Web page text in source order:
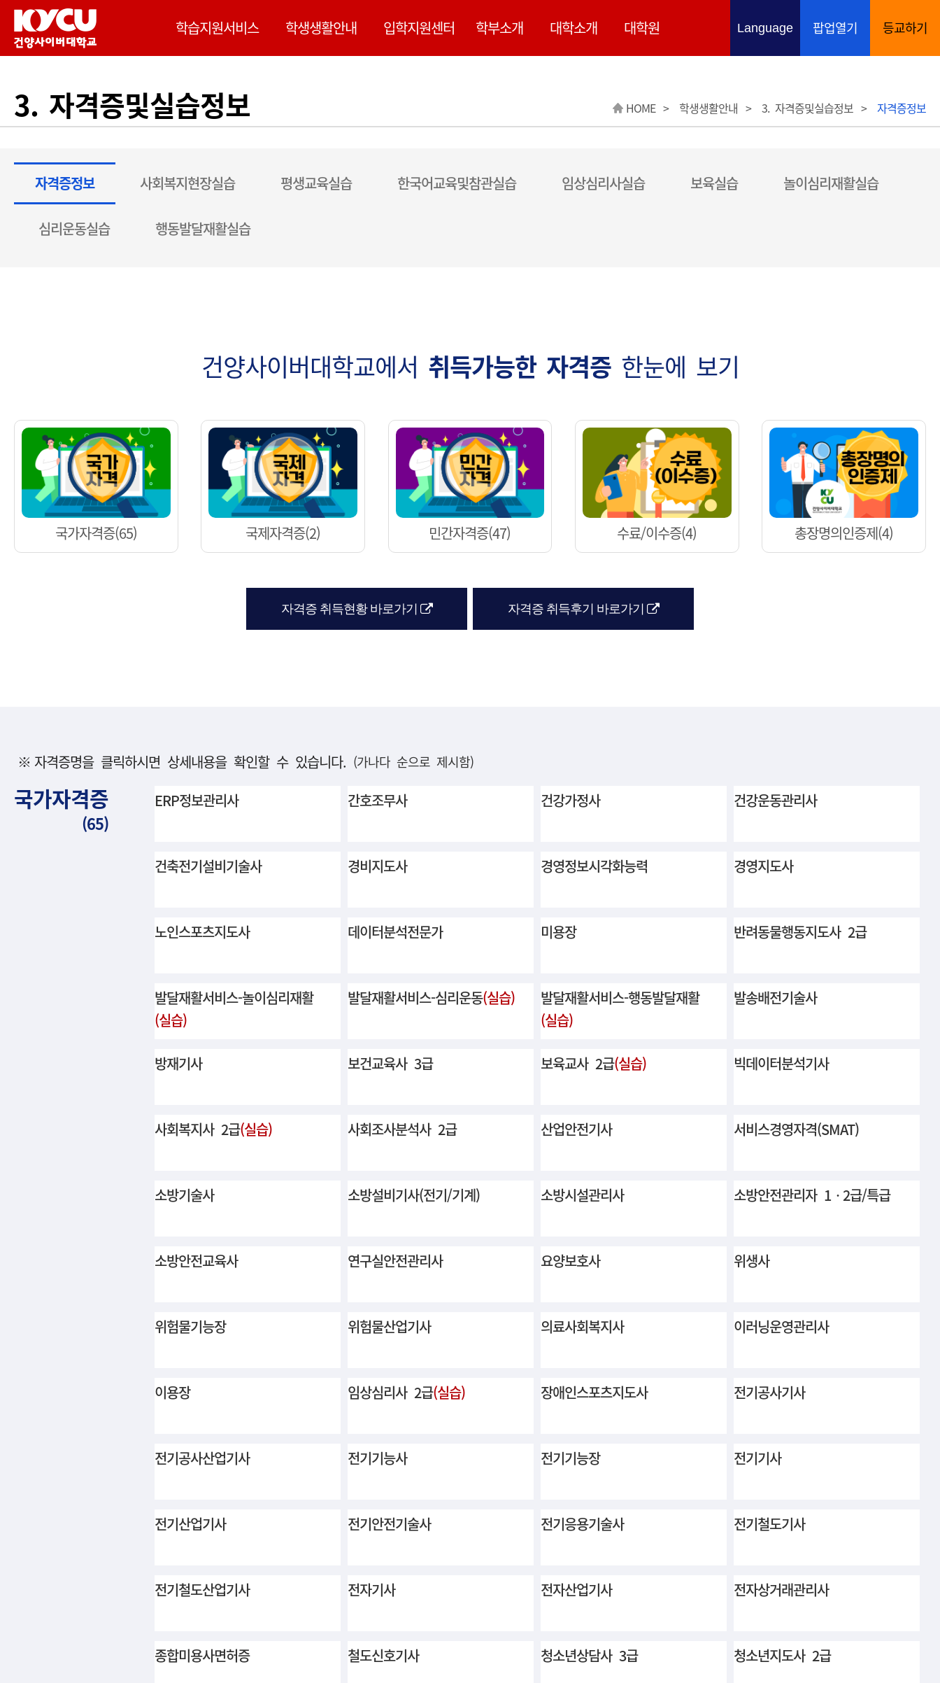
이 사이트는 Google 자동 번역을 제공합니다. 번역된 내용은 정확하지 않을 수 있습니다. Language언어 선택 열기
팝업열기 등교하기
학습지원서비스 학생생활안내 입학지원센터 학부소개 대학소개 대학원
3. 자격증및실습정보 HOME 학생생활안내 3. 자격증및실습정보 자격증정보
자격증정보 사회복지현장실습 평생교육실습 한국어교육및참관실습 임상심리사실습 보육실습 놀이심리재활실습
심리운동실습 행동발달재활실습
건양사이버대학교에서 취득가능한 자격증한눈에 보기
국가자격증(65) 국제자격증(2) 민간자격증(47) 수료/이수증(4) 총장명의인증제(4)
자격증 취득현황 바로가기 자격증 취득후기 바로가기
자격증명을 클릭하시면 상세내용을 확인할 수 있습니다. (가나다 순으로 제시함)
국가자격증
(65)
ERP정보관리사 간호조무사 건강가정사 건강운동관리사
건축전기설비기술사 경비지도사 경영정보시각화능력 경영지도사
노인스포츠지도사 데이터분석전문가 미용장 반려동물행동지도사 2급
발달재활서비스-놀이심리재활
(실습)
발달재활서비스-심리운동(실습)
발달재활서비스-행동발달재활
(실습)
발송배전기술사
방재기사 보건교육사 3급 보육교사 2급(실습) 빅데이터분석기사
사회복지사 2급(실습) 사회조사분석사 2급 산업안전기사 서비스경영자격(SMAT)
소방기술사 소방설비기사(전기/기계) 소방시설관리사 소방안전관리자 1ㆍ2급/특급
소방안전교육사 연구실안전관리사 요양보호사 위생사
위험물기능장 위험물산업기사 의료사회복지사 이러닝운영관리사
이용장 임상심리사 2급(실습) 장애인스포츠지도사 전기공사기사
전기공사산업기사 전기기능사 전기기능장 전기기사
전기산업기사 전기안전기술사 전기응용기술사 전기철도기사
전기철도산업기사 전자기사 전자산업기사 전자상거래관리사
종합미용사면허증 철도신호기사 청소년상담사 3급 청소년지도사 2급